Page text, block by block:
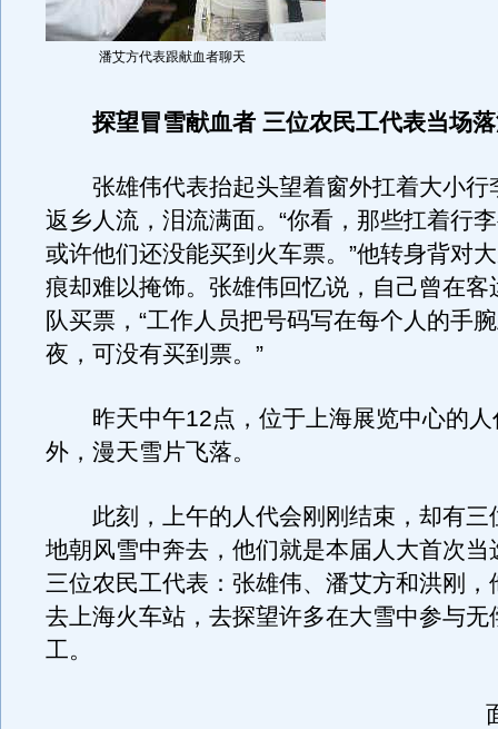
潘艾方代表跟献血者聊天
探望冒雪献血者 三位农民工代表当场
张雄伟代表抬起头望着窗外扛着大小行
返乡人流，泪流满面。“你看，那些扛着行
或许他们还没能买到火车票。”他转身背对
痕却难以掩饰。张雄伟回忆说，自己曾在客
队买票，“工作人员把号码写在每个人的手
夜，可没有买到票。”
昨天中午12点，位于上海展览中心的人
外，漫天雪片飞落。
此刻，上午的人代会刚刚结束，却有三
地朝风雪中奔去，他们就是本届人大首次当
三位农民工代表：张雄伟、潘艾方和洪刚，
去上海火车站，去探望许多在大雪中参与无
工。
面